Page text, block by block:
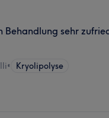
sehr
• Kryolipolyse